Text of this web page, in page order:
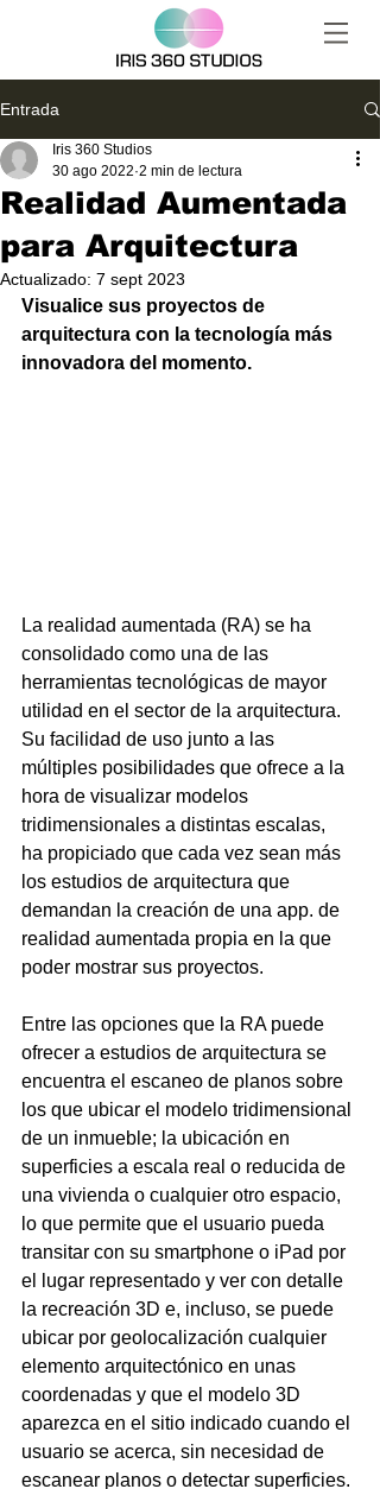
Entrada
Realidad Aumentada
para Arquitectura
Iris 360 Studios
30 ago 2022 2 min de lectura
Actualizado: 7 sept 2023
Visualice sus proyectos de
arquitectura con la tecnología más
innovadora del momento.
La realidad aumentada (RA) se ha
consolidado como una de las
herramientas tecnológicas de mayor
utilidad en el sector de la arquitectura.
Su facilidad de uso junto a las
múltiples posibilidades que ofrece a la
hora de visualizar modelos
tridimensionales a distintas escalas,
ha propiciado que cada vez sean más
los estudios de arquitectura que
demandan la creación de una app. de
realidad aumentada propia en la que
poder mostrar sus proyectos.
Entre las opciones que la RA puede
ofrecer a estudios de arquitectura se
encuentra el escaneo de planos sobre
los que ubicar el modelo tridimensional
de un inmueble; la ubicación en
superficies a escala real o reducida de
una vivienda o cualquier otro espacio,
lo que permite que el usuario pueda
transitar con su smartphone o iPad por
el lugar representado y ver con detalle
la recreación 3D e, incluso, se puede
ubicar por geolocalización cualquier
elemento arquitectónico en unas
coordenadas y que el modelo 3D
aparezca en el sitio indicado cuando el
usuario se acerca, sin necesidad de
escanear planos o detectar superficies.